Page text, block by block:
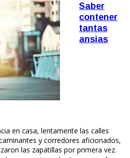
Saber
contener
tantas
ansias
en casa, lentamente las calles
y corredores aficionados,
las zapatillas por primera vez.